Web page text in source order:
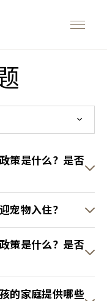
策是什么？是否
宠物入住？
策是什么？是否
的家庭提供哪些